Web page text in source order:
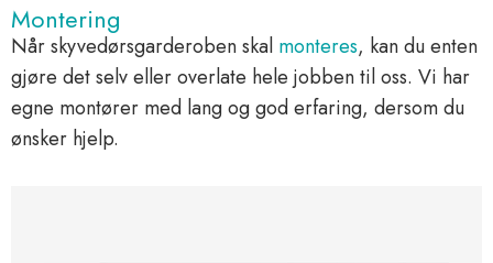
Montering
Når skyvedørsgarderoben skal monteres, kan du enten
gjøre det selv eller overlate hele jobben til oss. Vi har
egne montører med lang og god erfaring, dersom du
ønsker hjelp.